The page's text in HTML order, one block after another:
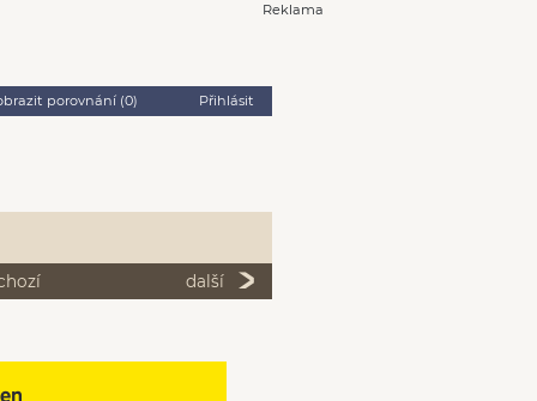
Reklama
porovnání (0) Přihlásit
další